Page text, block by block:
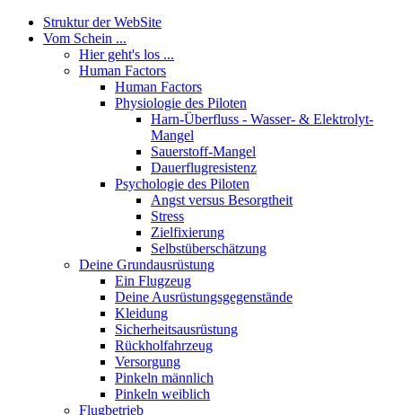
Struktur der WebSite
Vom Schein ...
Hier geht's los ...
Human Factors
Human Factors
Physiologie des Piloten
Harn-Überfluss - Wasser- & Elektrolyt-
Mangel
Sauerstoff-Mangel
Dauerflugresistenz
Psychologie des Piloten
Angst versus Besorgtheit
Stress
Zielfixierung
Selbstüberschätzung
Deine Grundausrüstung
Ein Flugzeug
Deine Ausrüstungsgegenstände
Kleidung
Sicherheitsausrüstung
Rückholfahrzeug
Versorgung
Pinkeln männlich
Pinkeln weiblich
Flugbetrieb